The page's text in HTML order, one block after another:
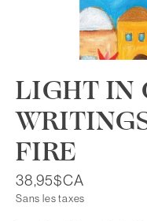
LIGHT IN
FIRE
38,95$CA
Sans les taxes